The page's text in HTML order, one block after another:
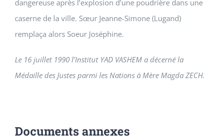
dangereuse après l’explosion d’une poudrière dans une
caserne de la ville. Sœur Jeanne-Simone (Lugand)
remplaça alors Soeur Joséphine.
Le 16 juillet 1990 l’Institut YAD VASHEM a décerné la
Médaille des Justes parmi les Nations à Mère Magda ZECH.
Documents annexes